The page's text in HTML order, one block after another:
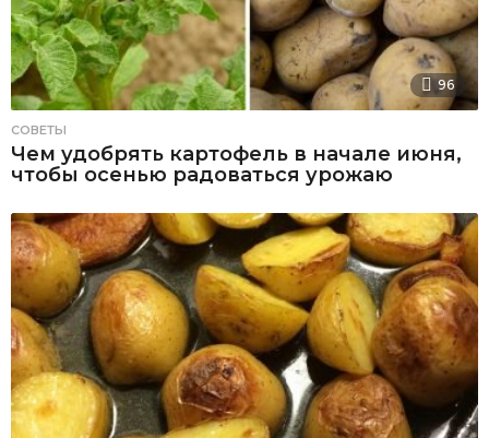
96
СОВЕТЫ
Чем удобрять картофель в начале июня,
чтобы осенью радоваться урожаю